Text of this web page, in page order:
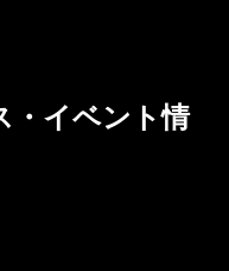
・イベント情